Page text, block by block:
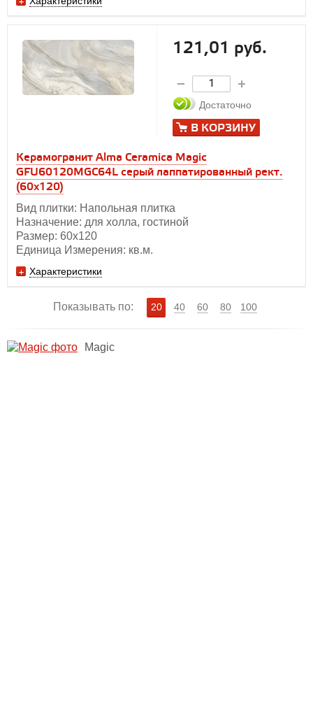
Керамогранит Alma Ceramica Magic
GFU60120MGC64L серый лаппатированный рект.
(60x120)
Вид плитки: Напольная плитка
Назначение: для холла, гостиной
Размер: 60x120
Единица Измерения: кв.м.
Характеристики
121,01 руб.
Достаточно
В КОРЗИНУ
Показывать по: 20 40 60 80 100
Magic